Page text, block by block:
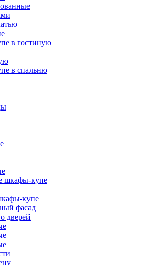
в гостиную
в спальню
шкафы-купе
купе
фасад
дверей